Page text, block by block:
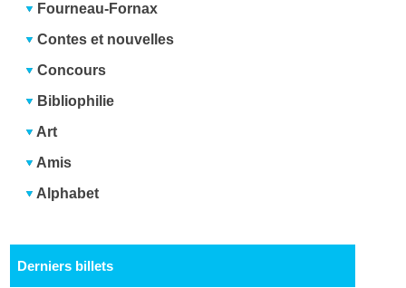
Fourneau-Fornax
Contes et nouvelles
Concours
Bibliophilie
Art
Amis
Alphabet
Derniers billets